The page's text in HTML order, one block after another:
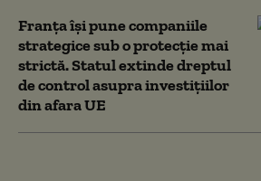
Franța își pune companiile
strategice sub o protecție mai
strictă. Statul extinde dreptul
de control asupra investițiilor
din afara UE